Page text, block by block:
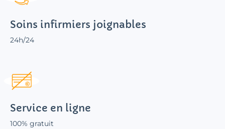
Soins infirmiers joignables
24h/24
Service en ligne
100% gratuit